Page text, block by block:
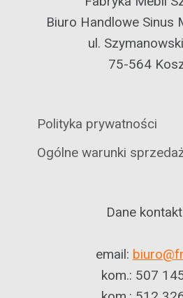
Biuro Handlowe Sinus
ul.
75-564
Polityka prywatności
Ogólne warunki
Dane
email:
kom.: 507